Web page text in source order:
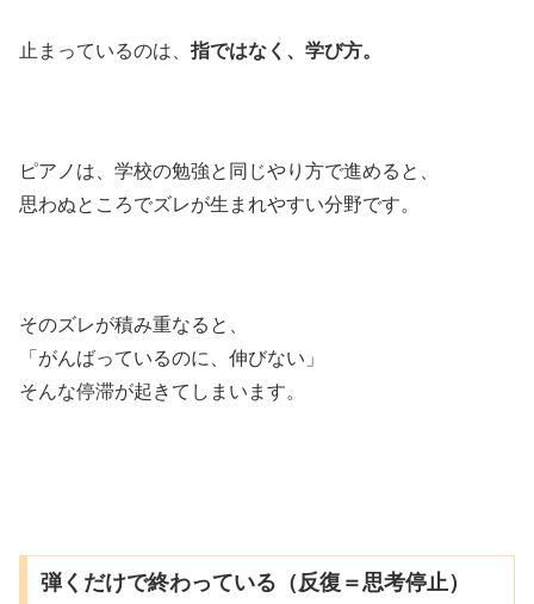
止まっているのは、 指ではなく、学び方。
ピアノは、学校の勉強と同じやり方で進めると、
思わぬところでズレが生まれやすい分野です。
そのズレが積み重なると、
「がんばっているのに、伸びない」
そんな停滞が起きてしまいます。
弾くだけで終わっている（反復＝思考停止）